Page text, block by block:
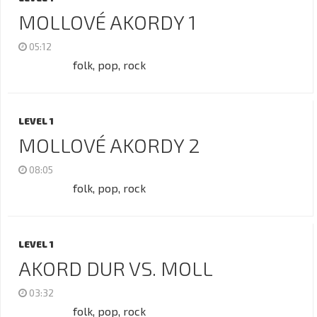
MOLLOVÉ AKORDY 1
05:12
folk, pop, rock
LEVEL 1
MOLLOVÉ AKORDY 2
08:05
folk, pop, rock
LEVEL 1
AKORD DUR VS. MOLL
03:32
folk, pop, rock